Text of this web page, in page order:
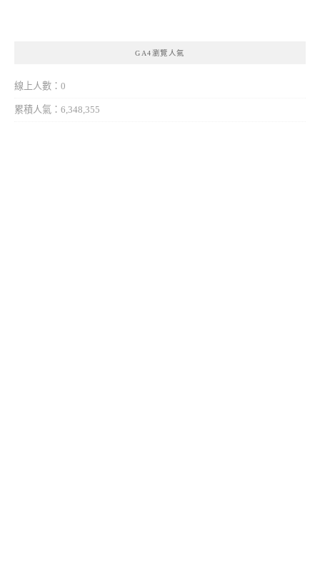
GA4瀏覽人氣
線上人數：0
累積人氣：6,348,355